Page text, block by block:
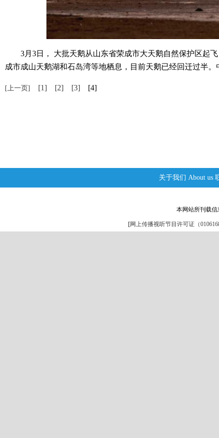
3月3日， 大批天鹅从山东省荣成市大天鹅自然保护区起飞
成市成山天鹅湖和石岛湾等地栖息，目前天鹅已经回迁过半。
[上一页] [1] [2] [3] [4]
关于我们 About us
本网站所刊载
[网上传播视听节目许可证（